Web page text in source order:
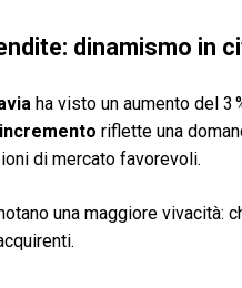
dinamismo in
ha visto un aumento del 3
incremento riflette una
di mercato favorevoli.
una maggiore vivacità: